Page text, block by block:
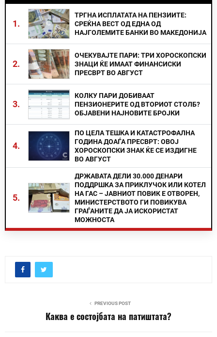
1.
ТРГНА ИСПЛАТАТА НА ПЕНЗИИТЕ:
СРЕЌНА ВЕСТ ОД ЕДНА ОД
НАЈГОЛЕМИТЕ БАНКИ ВО МАКЕДОНИЈА
2.
ОЧЕКУВАЈТЕ ПАРИ: ТРИ ХОРОСКОПСКИ
ЗНАЦИ ЌЕ ИМААТ ФИНАНСИСКИ
ПРЕСВРТ ВО АВГУСТ
3.
КОЛКУ ПАРИ ДОБИВААТ
ПЕНЗИОНЕРИТЕ ОД ВТОРИОТ СТОЛБ?
ОБЈАВЕНИ НАЈНОВИТЕ БРОЈКИ
4.
ПО ЦЕЛА ТЕШКА И КАТАСТРОФАЛНА
ГОДИНА ДОАЃА ПРЕСВРТ: ОВОЈ
ХОРОСКОПСКИ ЗНАК ЌЕ СЕ ИЗДИГНЕ
ВО АВГУСТ
5.
ДРЖАВАТА ДЕЛИ 30.000 ДЕНАРИ
ПОДДРШКА ЗА ПРИКЛУЧОК ИЛИ КОТЕЛ
НА ГАС – ЈАВНИОТ ПОВИК Е ОТВОРЕН,
МИНИСТЕРСТВОТО ГИ ПОВИКУВА
ГРАЃАНИТЕ ДА ЈА ИСКОРИСТАТ
МОЖНОСТА
PREVIOUS POST
Каква е состојбата на патиштата?